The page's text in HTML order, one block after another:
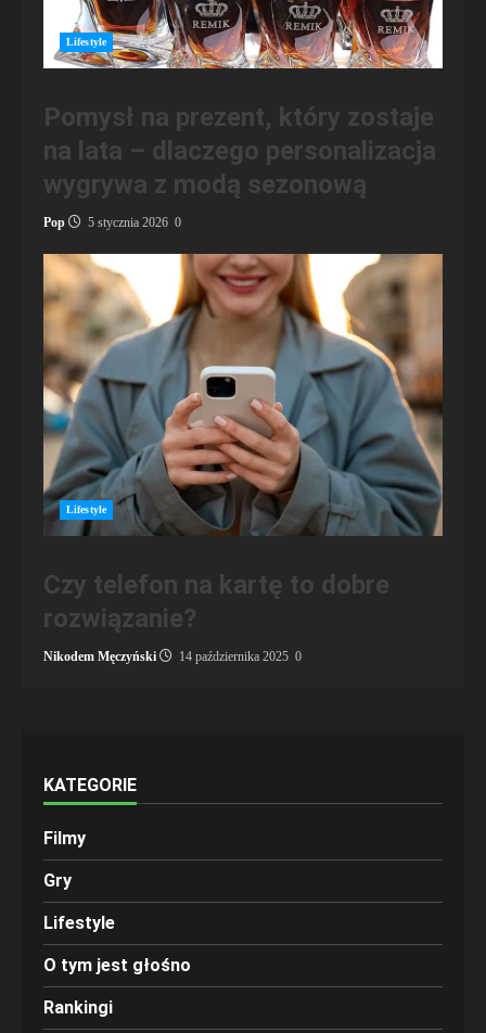
Lifestyle
Pomysł na prezent, który zostaje
na lata – dlaczego personalizacja
wygrywa z modą sezonową
Pop 5 stycznia 2026 0
Lifestyle
Czy telefon na kartę to dobre
rozwiązanie?
Nikodem Męczyński 14 października 2025 0
KATEGORIE
Filmy
Gry
Lifestyle
O tym jest głośno
Rankingi